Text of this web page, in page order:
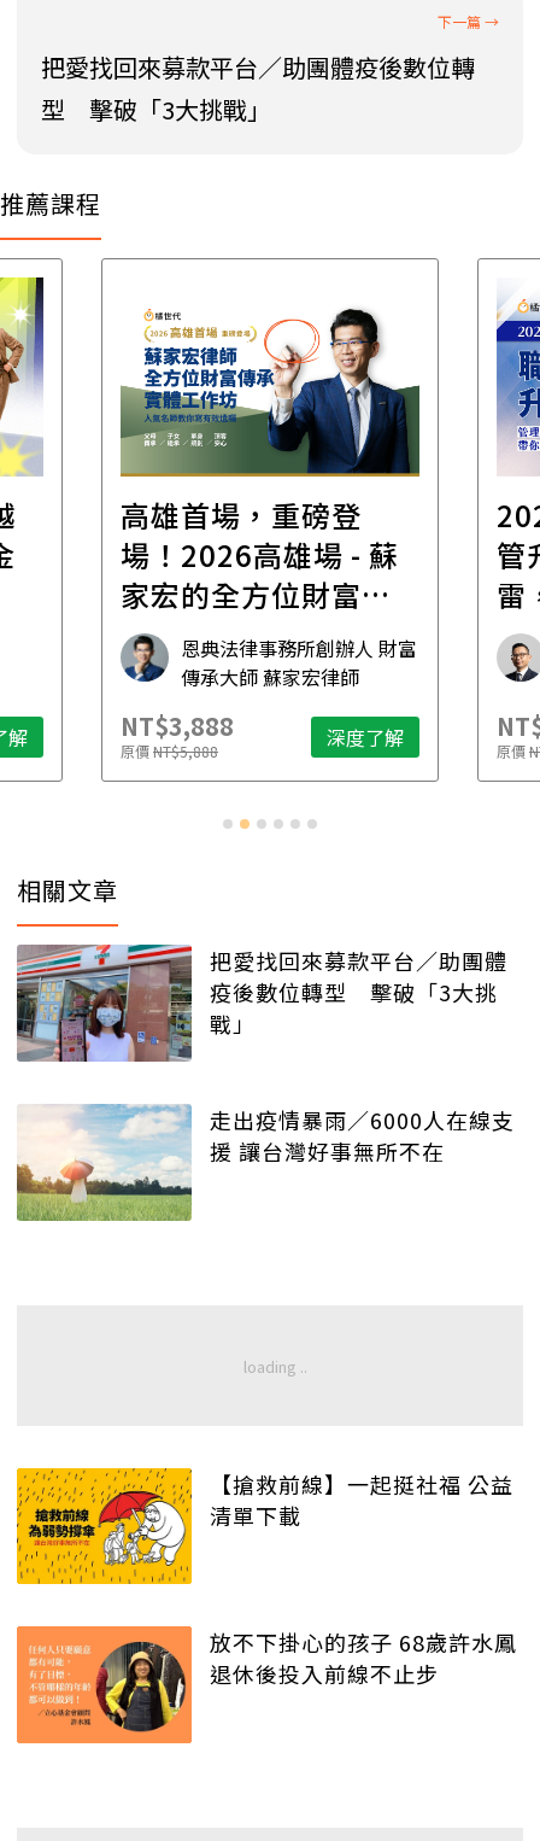
把愛找回來募款平台／助團體疫後數位轉
型 擊破「3大挑戰」
推薦課程
解
高雄首場，重磅登
場！2026高雄場 - 蘇
家宏的全方位財富傳
承｜實體工作坊
恩典法律事務所創辦人 財富
傳承大師 蘇家宏律師
NT$3,888
原價NT$5,888 深度了解
管
雷
場
原價
相關文章
把愛找回來募款平台／助團體
疫後數位轉型 擊破「3大挑
戰」
走出疫情暴雨／6000人在線支
援 讓台灣好事無所不在
【搶救前線】一起挺社福 公益
清單下載
放不下掛心的孩子 68歲許水鳳
退休後投入前線不止步